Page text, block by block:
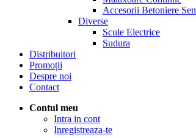
Accesorii Betoniere
Diverse
Scule Electrice
Sudura
Distribuitori
Promoții
Despre noi
Contact
Contul meu
Intra in cont
Inregistreaza-te